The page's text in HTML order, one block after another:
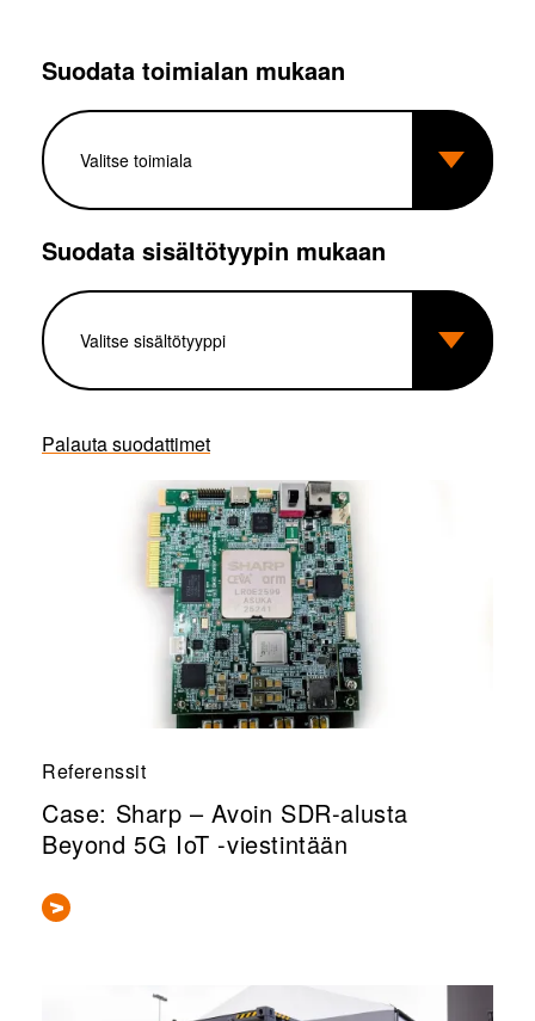
Suodata toimialan mukaan
Suodata sisältötyypin mukaan
Palauta suodattimet
Referenssit
Case: Sharp – Avoin SDR-alusta
Beyond 5G IoT -viestintään